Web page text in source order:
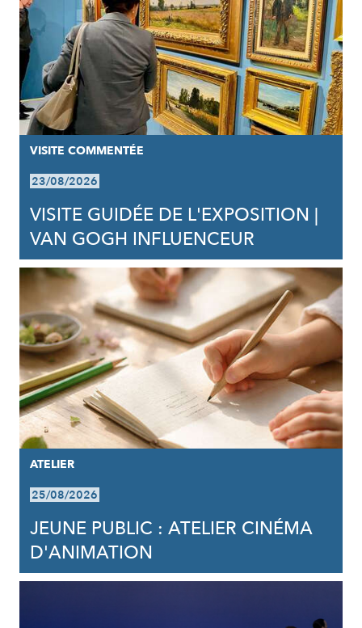
VISITE COMMENTÉE
23/08/2026
VISITE GUIDÉE DE L'EXPOSITION |
VAN GOGH INFLUENCEUR
ATELIER
25/08/2026
JEUNE PUBLIC : ATELIER CINÉMA
D'ANIMATION